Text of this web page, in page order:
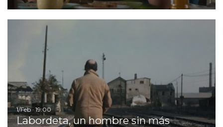
1/Feb · 19:00
Labordeta, un hombre sin más